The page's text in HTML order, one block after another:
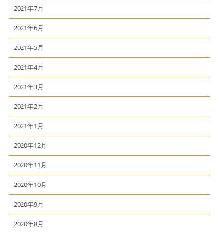
2021年7月
2021年6月
2021年5月
2021年4月
2021年3月
2021年2月
2021年1月
2020年12月
2020年11月
2020年10月
2020年9月
2020年8月